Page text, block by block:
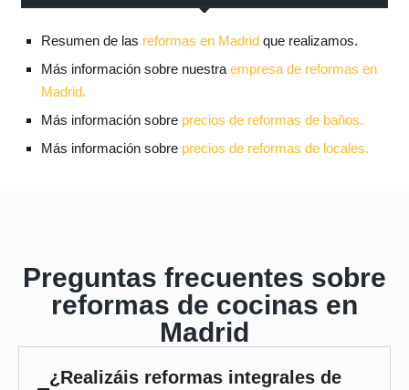
Resumen de las reformas en Madrid que realizamos.
Más información sobre nuestra empresa de reformas en
Madrid.
Más información sobre precios de reformas de baños.
Más información sobre precios de reformas de locales.
Preguntas frecuentes sobre
reformas de cocinas en
Madrid
¿Realizáis reformas integrales de